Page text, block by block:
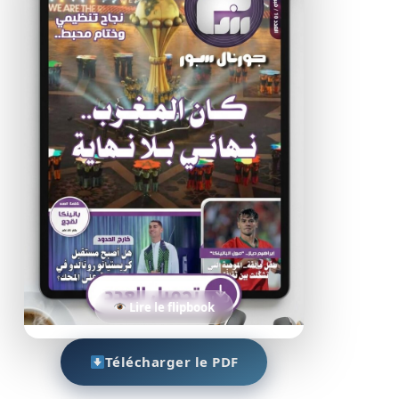
Lire le flipbook
Télécharger le PDF